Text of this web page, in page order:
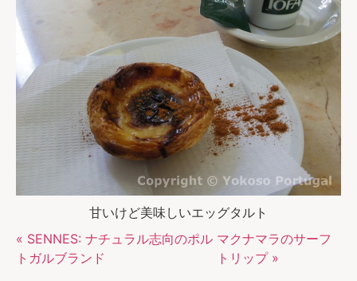
甘いけど美味しいエッグタルト
« SENNES: ナチュラル志向のポル
トガルブランド
マクナマラのサーフ
トリップ »